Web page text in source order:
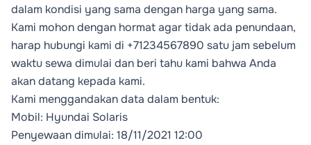
dalam kondisi yang sama dengan harga yang sama.
Kami mohon dengan hormat agar tidak ada penundaan,
harap hubungi kami di +71234567890 satu jam sebelum
waktu sewa dimulai dan beri tahu kami bahwa Anda
akan datang kepada kami.
Kami menggandakan data dalam bentuk:
Mobil: Hyundai Solaris
Penyewaan dimulai: 18/11/2021 12:00